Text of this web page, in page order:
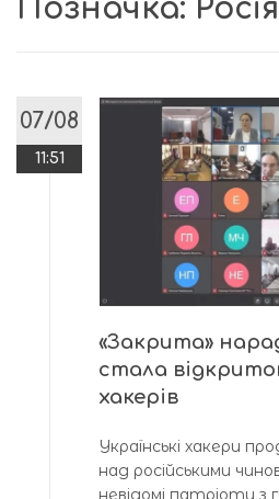
Позначка: Росія
07/08
11:51
«Закрита»
стала
хакерів
Українські хакери
над російськими
невідомі патріоти з